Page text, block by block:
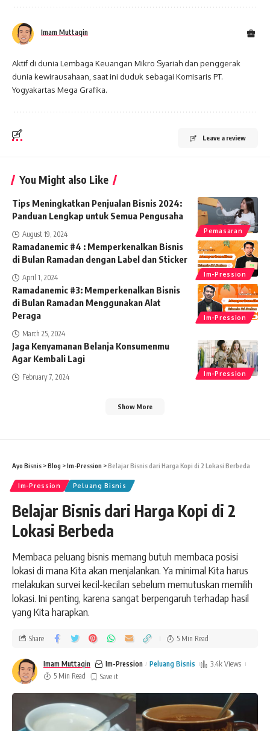
Imam Muttaqin
Aktif di dunia Lembaga Keuangan Mikro Syariah dan penggerak
dunia kewirausahaan, saat ini duduk sebagai Komisaris PT.
Yogyakartas Mega Grafika.
Leave a review
You Might also Like
Pemasaran
Tips Meningkatkan Penjualan Bisnis 2024:
Panduan Lengkap untuk Semua Pengusaha
August 19, 2024
Im-Pression
Ramadanemic #4 : Memperkenalkan Bisnis
di Bulan Ramadan dengan Label dan Sticker
April 1, 2024
Im-Pression
Ramadanemic #3: Memperkenalkan Bisnis
di Bulan Ramadan Menggunakan Alat
Peraga
March 25, 2024
Im-Pression
Jaga Kenyamanan Belanja Konsumenmu
Agar Kembali Lagi
February 7, 2024
Show More
Ayo Bisnis >Blog >Im-Pression >Belajar Bisnis dari Harga Kopi di 2 Lokasi Berbeda
Im-Pression Peluang Bisnis
Belajar Bisnis dari Harga Kopi di 2
Lokasi Berbeda
Membaca peluang bisnis memang butuh membaca posisi
lokasi di mana Kita akan menjalankan. Ya minimal Kita harus
melakukan survei kecil-kecilan sebelum memutuskan memilih
lokasi. Ini penting, karena sangat berpengaruh terhadap hasil
yang Kita harapkan.
Imam Muttaqin Im-Pression Peluang Bisnis
3.4k Views
5 Min Read
Share 5 Min Read